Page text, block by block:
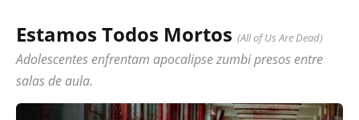
Estamos Todos Mortos (All of Us Are Dead)
Adolescentes enfrentam apocalipse zumbi presos entre
salas de aula.